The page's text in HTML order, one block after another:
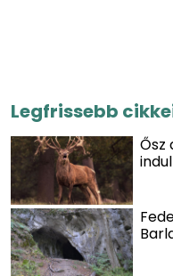
Legfrissebb
Ősz